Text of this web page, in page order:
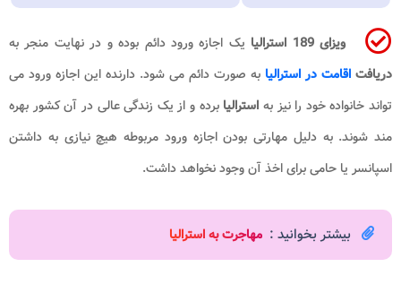
ویزای 189 استرالیا
یک اجازه ورود دائم بوده و در نهایت منجر به
دریافتاقامت در استرالیابه صورت دائم می شود. دارنده این اجازه ورود می
تواند خانواده خود را نیز بهاسترالیابرده و از یک زندگی عالی در آن کشور بهره
مند شوند. به دلیل مهارتی بودن اجازه ورود مربوطه هیچ نیازی به داشتن
اسپانسر یا حامی برای اخذ آن وجود نخواهد داشت.
بیشتر بخوانید : مهاجرت به استرالیا